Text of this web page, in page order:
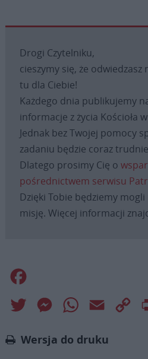
Drogi Czytelniku,
cieszymy się, że odwiedzasz
tu dla Ciebie!
Każdego dnia publikujemy
informacje z życia Kościoła
Jednak bez Twojej pomocy
zadaniu będzie coraz
Dlatego prosimy Cię o
pośrednictwem serwisu
Dzięki Tobie będziemy
misję. Więcej informacji
Twitter MessengerWhatsApp
Email
Wersja do druku